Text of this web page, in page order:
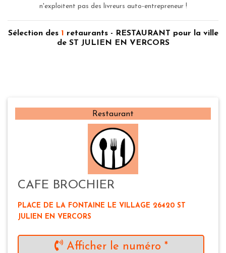
n'exploitent pas des livreurs auto-entrepreneur !
Sélection des 1 retaurants - RESTAURANT pour la ville
de ST JULIEN EN VERCORS
Restaurant
CAFE BROCHIER
PLACE DE LA FONTAINE LE VILLAGE 26420 ST
JULIEN EN VERCORS
Afficher le numéro *